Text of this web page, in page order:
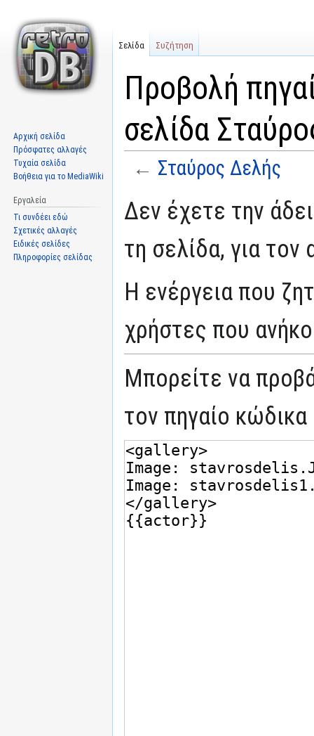
Προβολή
σελίδα
← Σταύρος Δελής
στην
στην
Δεν έχετε την
τη σελίδα, για
Η ενέργεια που
χρήστες που
Μπορείτε να
τον πηγαίο
Σελίδα Συζήτηση
Αρχική σελίδα
Πρόσφατες αλλαγές
Τυχαία σελίδα
Βοήθεια για το MediaWiki
Εργαλεία
Τι συνδέει εδώ
Σχετικές αλλαγές
Ειδικές σελίδες
Πληροφορίες σελίδας